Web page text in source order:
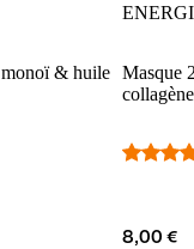
& huile Masque
8,00 €